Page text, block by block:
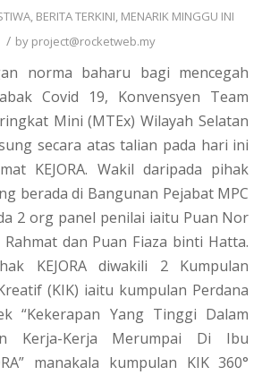
, BERITA TERKINI, MENARIK MINGGU INI
/ by project@rocketweb.my
norma baharu bagi mencegah
Covid 19, Konvensyen Team
Mini (MTEx) Wilayah Selatan
secara atas talian pada hari ini
KEJORA. Wakil daripada pihak
berada di Bangunan Pejabat MPC
2 org panel penilai iaitu Puan Nor
dan Puan Fiaza binti Hatta.
KEJORA diwakili 2 Kumpulan
(KIK) iaitu kumpulan Perdana
“Kekerapan Yang Tinggi Dalam
Kerja-Kerja Merumpai Di Ibu
manakala kumpulan KIK 360°